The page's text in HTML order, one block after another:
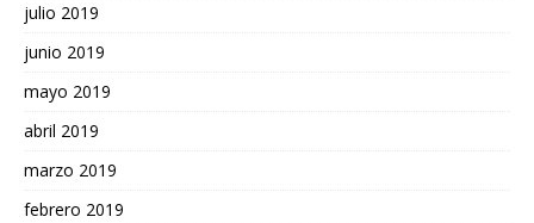
julio 2019
junio 2019
mayo 2019
abril 2019
marzo 2019
febrero 2019